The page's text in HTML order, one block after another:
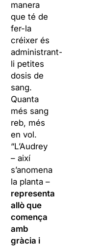
manera
que té de
fer-la
créixer és
administrant-
li petites
dosis de
sang.
Quanta
més sang
reb, més
en vol.
“L’Audrey
– així
s’anomena
la planta –
representa
allò que
comença
amb
gràcia i